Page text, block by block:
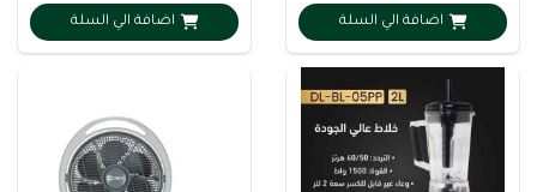
اضافة الي السلة اضافة الي السلة